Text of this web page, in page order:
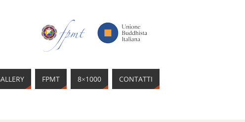
FPMT 8×1000 CONTATTI